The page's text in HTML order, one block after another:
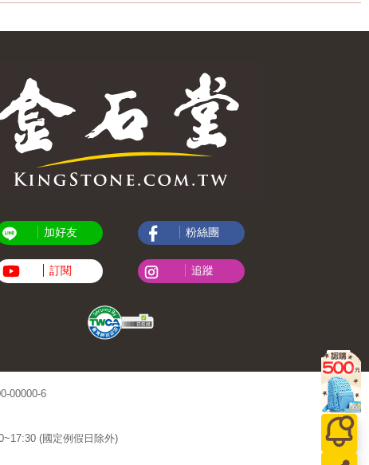
加好友
訂閱
粉絲團
追蹤
00000-6
(國定例假日除外)